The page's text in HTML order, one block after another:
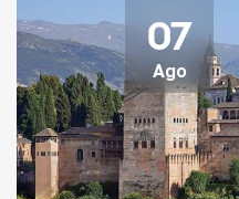
07
Ago